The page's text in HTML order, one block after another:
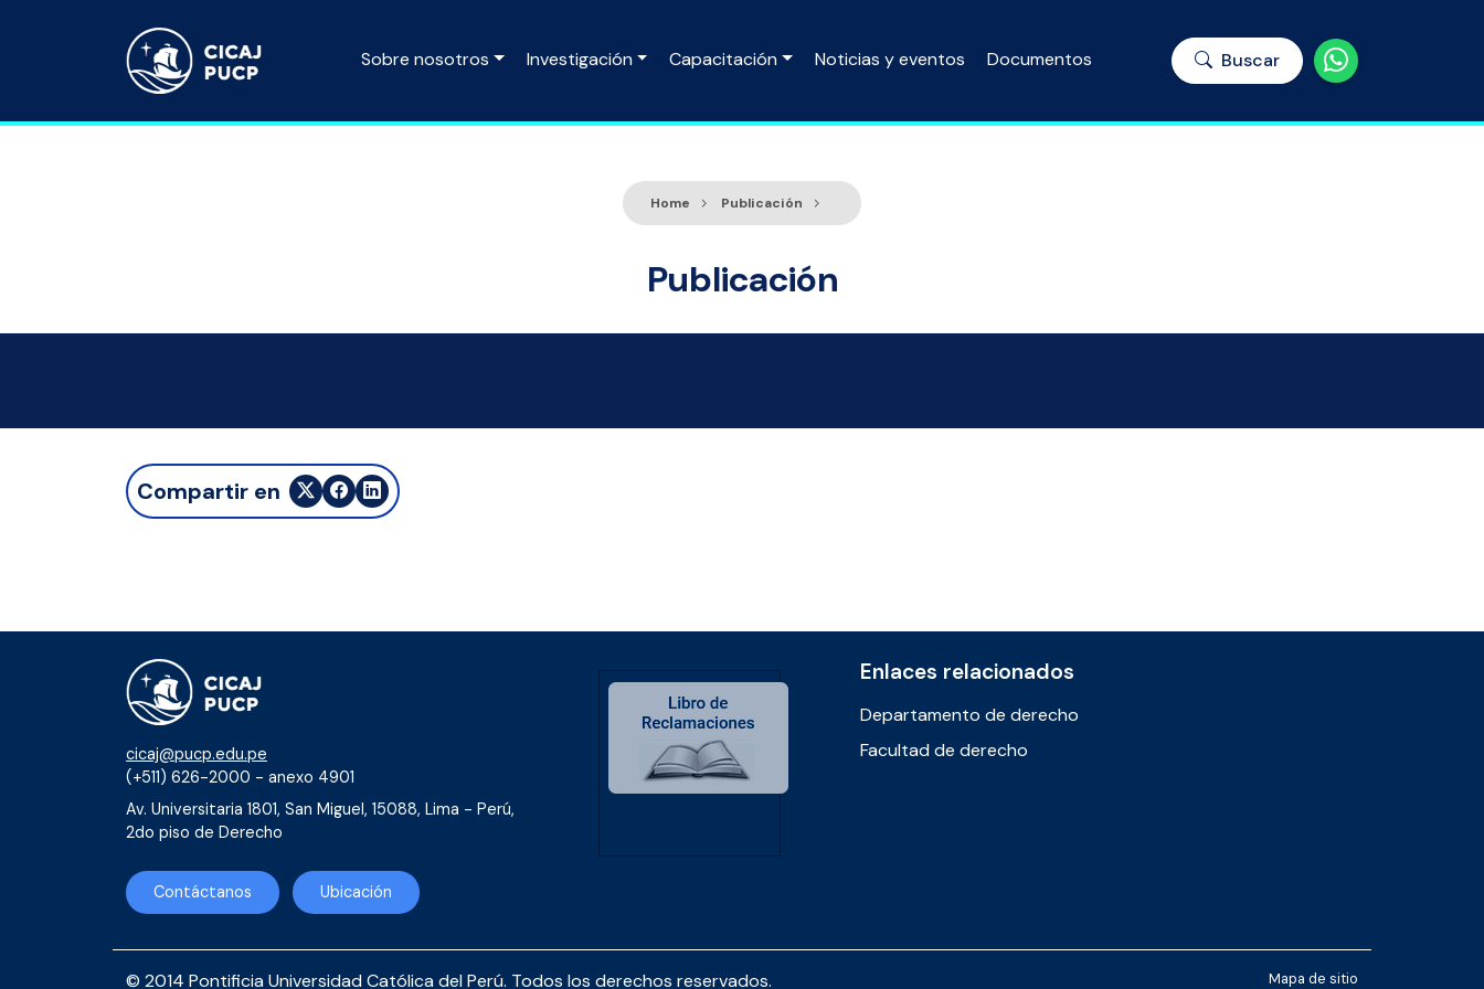
Sobre nosotros Investigación Capacitación Noticias y eventos Documentos Buscar
Home Publicación
Publicación
Compartir en
cicaj@pucp.edu.pe
(+511) 626-2000 - anexo 4901
Av. Universitaria 1801, San Miguel, 15088, Lima - Perú,
2do piso de Derecho
Contáctanos Ubicación
Enlaces relacionados
Departamento de derecho
Facultad de derecho
© 2014 Pontificia Universidad Católica del Perú. Todos los derechos reservados. Mapa de sitio